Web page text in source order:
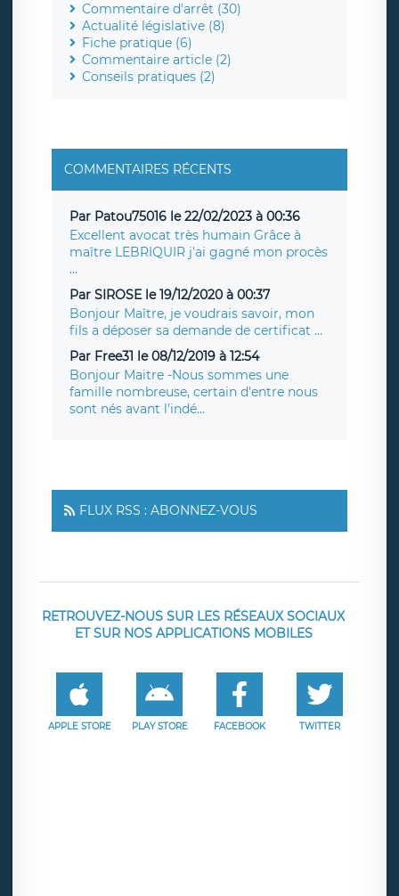
Commentaire d'arrêt (30)
Actualité législative (8)
Fiche pratique (6)
Commentaire article (2)
Conseils pratiques (2)
COMMENTAIRES RÉCENTS
Par Patou75016 le 22/02/2023 à 00:36
Excellent avocat très humain Grâce à
maître LEBRIQUIR j'ai gagné mon procès
...
Par SIROSE le 19/12/2020 à 00:37
Bonjour Maître, je voudrais savoir, mon
fils a déposer sa demande de certificat ...
Par Free31 le 08/12/2019 à 12:54
Bonjour Maitre -Nous sommes une
famille nombreuse, certain d'entre nous
sont nés avant l'indé...
FLUX RSS : ABONNEZ-VOUS
RETROUVEZ-NOUS SUR LES RÉSEAUX SOCIAUX
ET SUR NOS APPLICATIONS MOBILES
APPLE STORE PLAY STORE FACEBOOK TWITTER